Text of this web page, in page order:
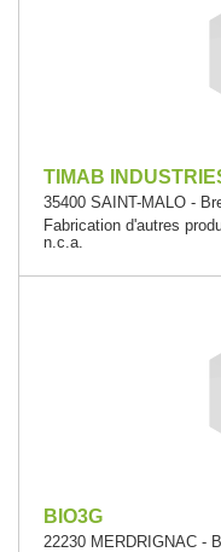
TIMAB
35400 SAINT-MALO -
Fabrication d'autres
n.c.a.
BIO3G
22230 MERDRIGNAC -